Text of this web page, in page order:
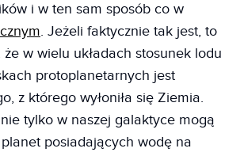
i w ten sam sposób co w
. Jeżeli faktycznie tak jest, to
że w wielu układach stosunek lodu
protoplanetarnych jest
z którego wyłoniła się Ziemia.
tylko w naszej galaktyce mogą
posiadających wodę na